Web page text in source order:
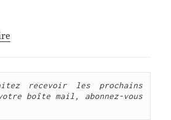
recevoir les prochains
épisodes dans votre boîte mail, abonnez-vous